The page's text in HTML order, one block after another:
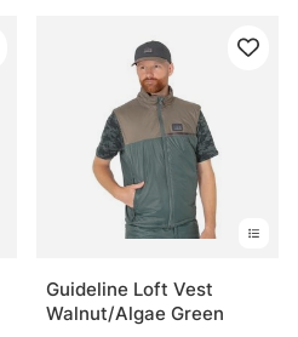
Guideline Loft Vest
Walnut/Algae Green